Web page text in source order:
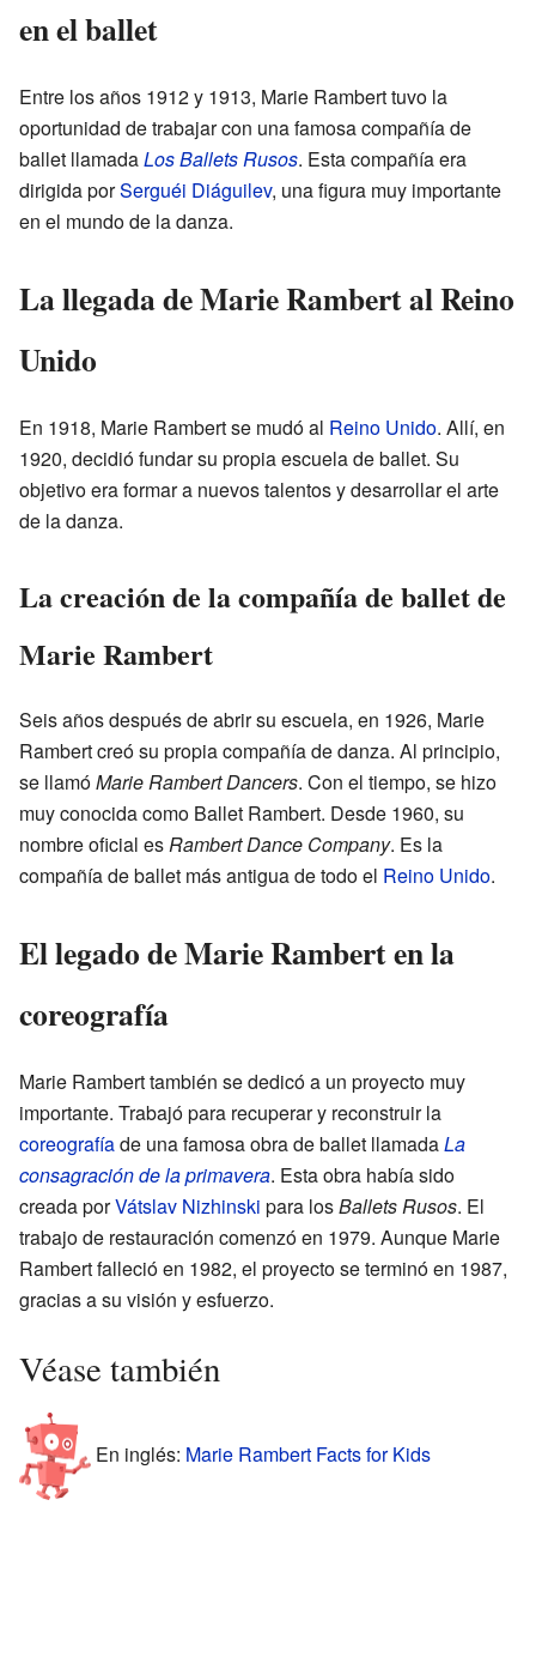
en el ballet
Entre los años 1912 y 1913, Marie Rambert tuvo la
oportunidad de trabajar con una famosa compañía de
ballet llamadaLos Ballets Rusos. Esta compañía era
dirigida porSerguéi Diáguilev, una figura muy importante
en el mundo de la danza.
La llegada de Marie Rambert al Reino
Unido
En 1918, Marie Rambert se mudó al Reino Unido. Allí, en
1920, decidió fundar su propia escuela de ballet. Su
objetivo era formar a nuevos talentos y desarrollar el arte
de la danza.
La creación de la compañía de ballet de
Marie Rambert
Seis años después de abrir su escuela, en 1926, Marie
Rambert creó su propia compañía de danza. Al principio,
se llamóMarie Rambert Dancers. Con el tiempo, se hizo
muy conocida como Ballet Rambert. Desde 1960, su
nombre oficial esRambert Dance Company. Es la
compañía de ballet más antigua de todo el Reino Unido.
El legado de Marie Rambert en la
coreografía
Marie Rambert también se dedicó a un proyecto muy
importante. Trabajó para recuperar y reconstruir la
coreografíade una famosa obra de ballet llamadaLa
consagración de la primavera. Esta obra había sido
creada porVátslav Nizhinski para losBallets Rusos. El
trabajo de restauración comenzó en 1979. Aunque Marie
Rambert falleció en 1982, el proyecto se terminó en 1987,
gracias a su visión y esfuerzo.
Véase también
En inglés: Marie Rambert Facts for Kids